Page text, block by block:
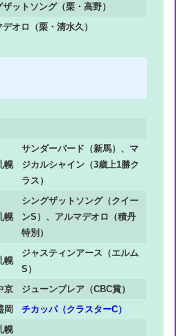
ザットソング（栗・高野）
デオロ（栗・清水久）
幌
サンダーバード（新馬）、マ
ジカルシャイン（3歳上1勝ク
ラス）
幌
シングザットソング（クイー
ンS）、 アルマデオロ（積丹
特別）
幌
ジャスティンアース（エルム
S）
京
ジューンブレア（CBC賞）
岡
チカッパ（クラスターC）
幌